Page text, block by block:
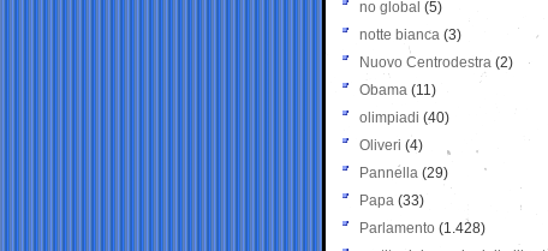
no global (5)
notte bianca (3)
Nuovo Centrodestra (2)
Obama (11)
olimpiadi (40)
Oliveri (4)
Pannella (29)
Papa (33)
Parlamento (1.428)